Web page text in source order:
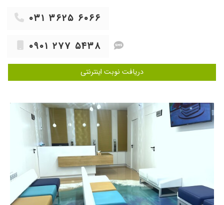
و خود خانم دکتر بشدت دقیق عالی بود بنظرم
بخشی که سونو انجام میدادن خودشون توضیح
میدادن تا باعث نگرانی من نشه،ضمن اینکه
و نظم رعایت شده بود.
با هیچ بیمه ای قرارداد ندارن ۱۴۰۵/۰۵/۰۹
بسیار دکتر با اخلاق ، محترم و با حوصله ای بودن ۱۴۰۳/۱۲/۲۰
خانم دکتر خیلی خوب خوش اخلاق تشخیص عالی
کلا روند درمان منو تغییر دادن
مطب بسیار تمیز،کارم خیلی سریع انجام شد و دکتر
کامل توضیح دادن
۱۴۰۳/۱۲/۰۶
۰۳۱ ۳۶۲۵ ۶۰۶۶
۰۹۰۱ ۲۷۷ ۵۴۳۸
دریافت نوبت اینترنتی